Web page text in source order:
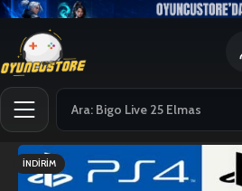
İNDIRIM